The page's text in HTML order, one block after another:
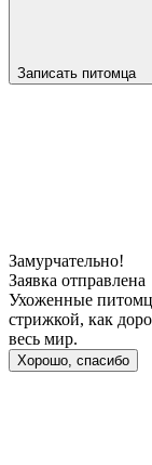
Записать питомца
Замурчательно!
Заявка отправлена
Ухоженные
стрижкой, как
весь мир.
Хорошо, спасибо